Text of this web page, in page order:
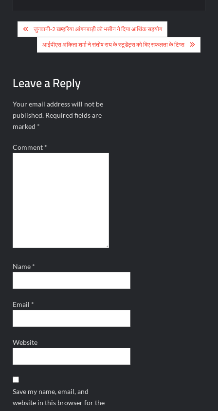
Post
navigation
जुनवानी-2 खम्हरिया आंगनबाड़ी को भसीन ने दिया आर्थिक सहयोग
आईपीएस अंकिता शर्मा ने संतोष राय के स्टूडेंट्स को दिए सफलता के टिप्स
Leave a Reply
Your email address will not be
published. Required fields are
marked *
Comment *
Name *
Email *
Website
Save my name, email, and
website in this browser for the